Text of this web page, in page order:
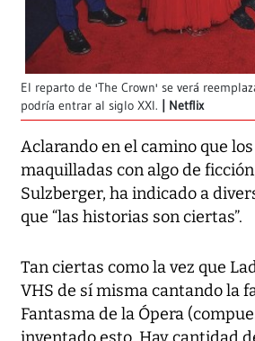
El reparto de 'The Crown' se verá
podría entrar al siglo XXI.
Netflix
Aclarando en el camino que
maquilladas con algo de
Sulzberger, ha indicado a
que “las historias son ciertas”.
Tan ciertas como la vez que
VHS de sí misma cantando la
Fantasma de la Ópera